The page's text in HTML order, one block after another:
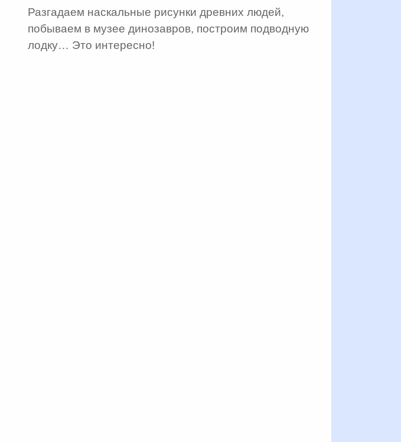
Разгадаем наскальные рисунки древних людей,
побываем в музее динозавров, построим подводную
лодку… Это интересно!